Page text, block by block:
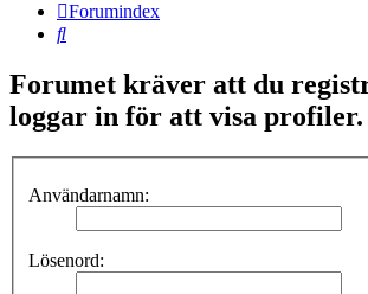
Forumindex
Sök
Forumet kräver att du
loggar in för att visa profiler.
Användarnamn:
Lösenord: